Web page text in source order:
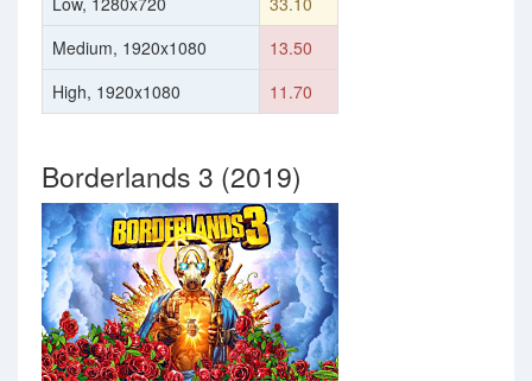
Medium, 1920x1080
13.50
High, 1920x1080
11.70
Borderlands 3 (2019)